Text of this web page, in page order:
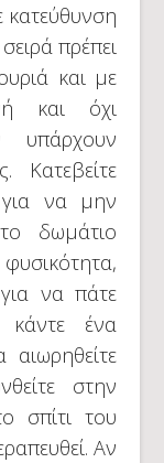
πρέπει
και με
και όχι
υπάρχουν
Κατεβείτε
για να μην
δωμάτιο
να πάτε
κάντε ένα
στην
σπίτι του
Αν